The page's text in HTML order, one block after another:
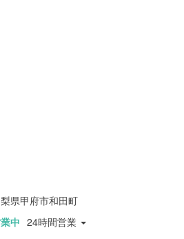
県甲府市和田町
中 24時間営業